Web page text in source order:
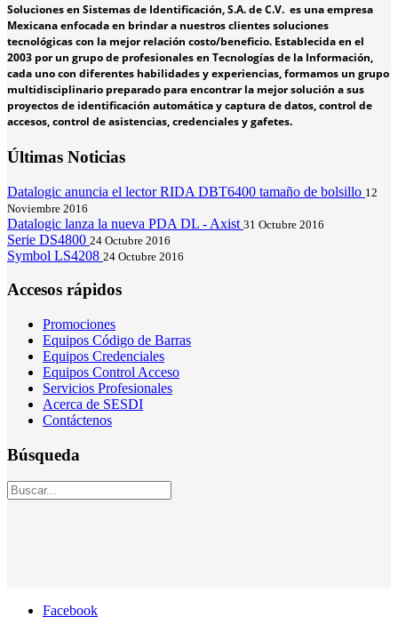
Soluciones en Sistemas de Identificación, S.A. de C.V. es una empresa
Mexicana enfocada en brindar a nuestros clientes soluciones
tecnológicas con la mejor relación costo/beneficio. Establecida en el
2003 por un grupo de profesionales en Tecnologías de la Información,
cada uno con diferentes habilidades y experiencias, formamos un grupo
multidisciplinario preparado para encontrar la mejor solución a sus
proyectos de identificación automática y captura de datos, control de
accesos, control de asistencias, credenciales y gafetes.
Últimas Noticias
Datalogic anuncia el lector RIDA DBT6400 tamaño de bolsillo 12
Noviembre 2016
Datalogic lanza la nueva PDA DL - Axist 31 Octubre 2016
Serie DS4800 24 Octubre 2016
Symbol LS4208 24 Octubre 2016
Accesos rápidos
Promociones
Equipos Código de Barras
Equipos Credenciales
Equipos Control Acceso
Servicios Profesionales
Acerca de SESDI
Contáctenos
Búsqueda
Facebook